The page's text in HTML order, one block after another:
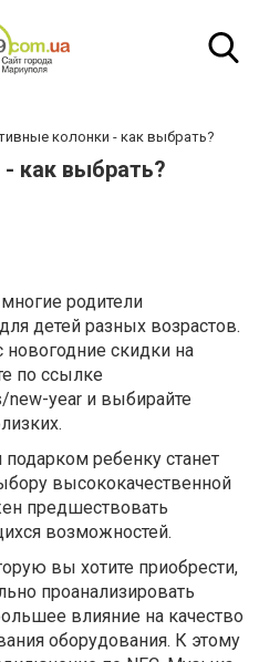
колонки - как выбрать?
как выбрать?
родители
детей разных возрастов.
новогодние скидки на
по ссылке
/new-year и выбирайте
ребенку станет
высококачественной
предшествовать
возможностей.
вы хотите приобрести,
проанализировать
влияние на качество
оборудования. К этому